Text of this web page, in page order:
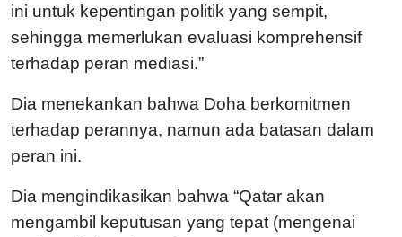
ini untuk kepentingan politik yang sempit,
sehingga memerlukan evaluasi komprehensif
terhadap peran mediasi.”
Dia menekankan bahwa Doha berkomitmen
terhadap perannya, namun ada batasan dalam
peran ini.
Dia mengindikasikan bahwa “Qatar akan
mengambil keputusan yang tepat (mengenai